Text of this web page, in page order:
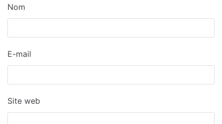
Nom
E-mail
Site web